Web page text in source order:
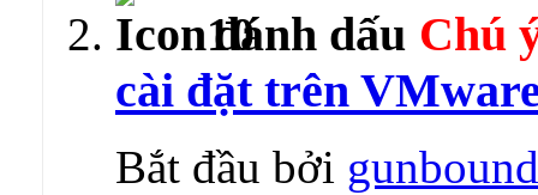
Chú
cài đặt trên
Bắt đầu bởi